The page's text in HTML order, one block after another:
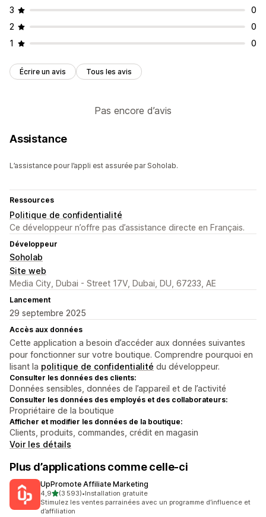
3
0
2
0
1
0
Écrire un avis Tous les avis
Pas encore d’avis
Assistance
L’assistance pour l’appli est assurée par Soholab.
Ressources
Politique de confidentialité
Ce développeur n’offre pas d’assistance directe en Français.
Développeur
Soholab
Site web
Media City, Dubai - Street 17V, Dubai, DU, 67233, AE
Lancement
29 septembre 2025
Accès aux données
Cette application a besoin d’accéder aux données suivantes
pour fonctionner sur votre boutique. Comprendre pourquoi en
lisant la politique de confidentialité du développeur.
Consulter les données des clients:
Données sensibles, données de l’appareil et de l’activité
Consulter les données des employés et des collaborateurs:
Propriétaire de la boutique
Afficher et modifier les données de la boutique:
Clients, produits, commandes, crédit en magasin
Voir les détails
Plus d’applications comme celle-ci
UpPromote Affiliate Marketing
4,9étoile(s) sur 5
(3 593)
3593 avis au total
•Installation gratuite
Stimulez les ventes parrainées avec un programme d’influence et
d’affiliation